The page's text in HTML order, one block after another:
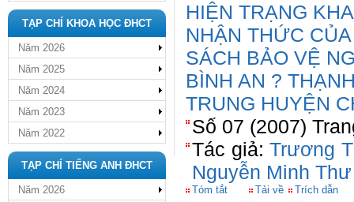
TẠP CHÍ KHOA HỌC ĐHCT
Năm 2026
Năm 2025
Năm 2024
Năm 2023
Năm 2022
TẠP CHÍ TIẾNG ANH ĐHCT
Năm 2026
HIỆN TRẠNG
NHẬN THỨC
SÁCH BẢO VỆ
BÌNH AN ?
TRUNG HUYỆN
Số 07 (2007)
Tác giả:Trương
Nguyễn Minh Thư
Tóm tắt Tải về Trích dẫn